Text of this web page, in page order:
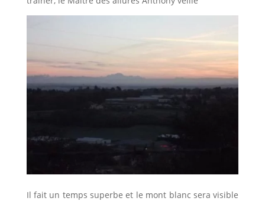
Il fait un temps superbe et le mont blanc sera visible